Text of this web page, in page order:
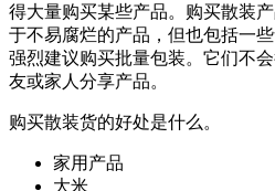
得大量购买某些产品。购买散装
于不易腐烂的产品，但也包括一
强烈建议购买批量包装。它们不
友或家人分享产品。
购买散装货的好处是什么。
家用产品
大米